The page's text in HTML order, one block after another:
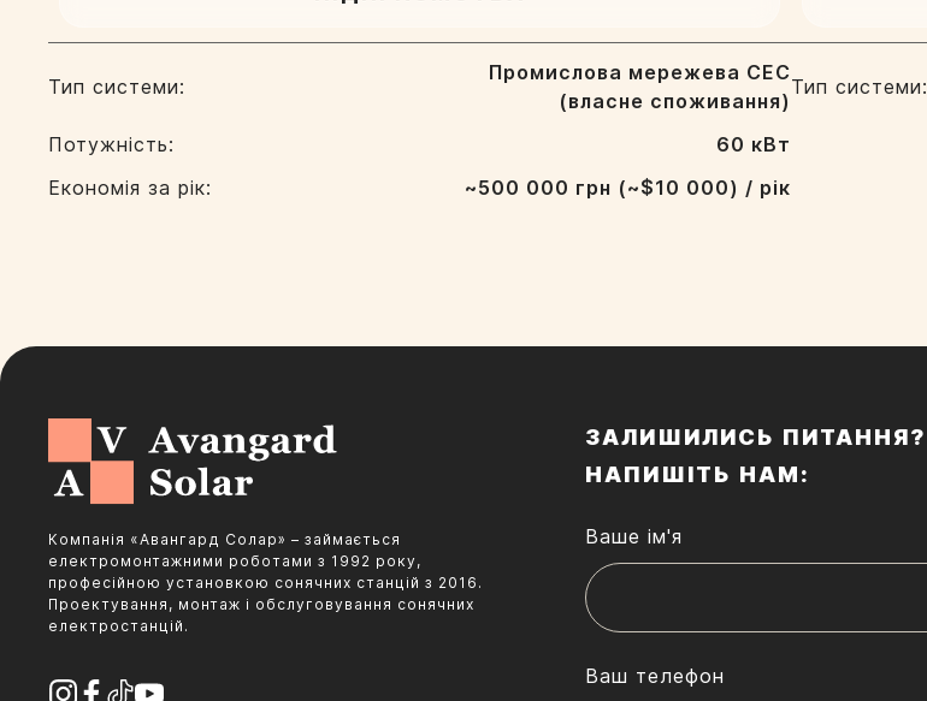
Тип системи:
Промислова мережева СЕС
(власне споживання)
Потужність:
60 кВт
Економія за рік:
~500 000 грн (~$10 000) / рік
Тип системи:
Компанія «Авангард Солар» – займається
електромонтажними роботами з 1992 року,
професійною установкою сонячних станцій з 2016.
Проектування, монтаж і обслуговування сонячних
електростанцій.
ЗАЛИШИЛИСЬ ПИТАННЯ?
НАПИШІТЬ НАМ:
Ваше ім'я
Ваш телефон